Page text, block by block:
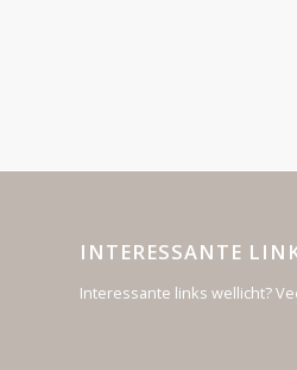
INTERESSANTE
Interessante links wellicht?